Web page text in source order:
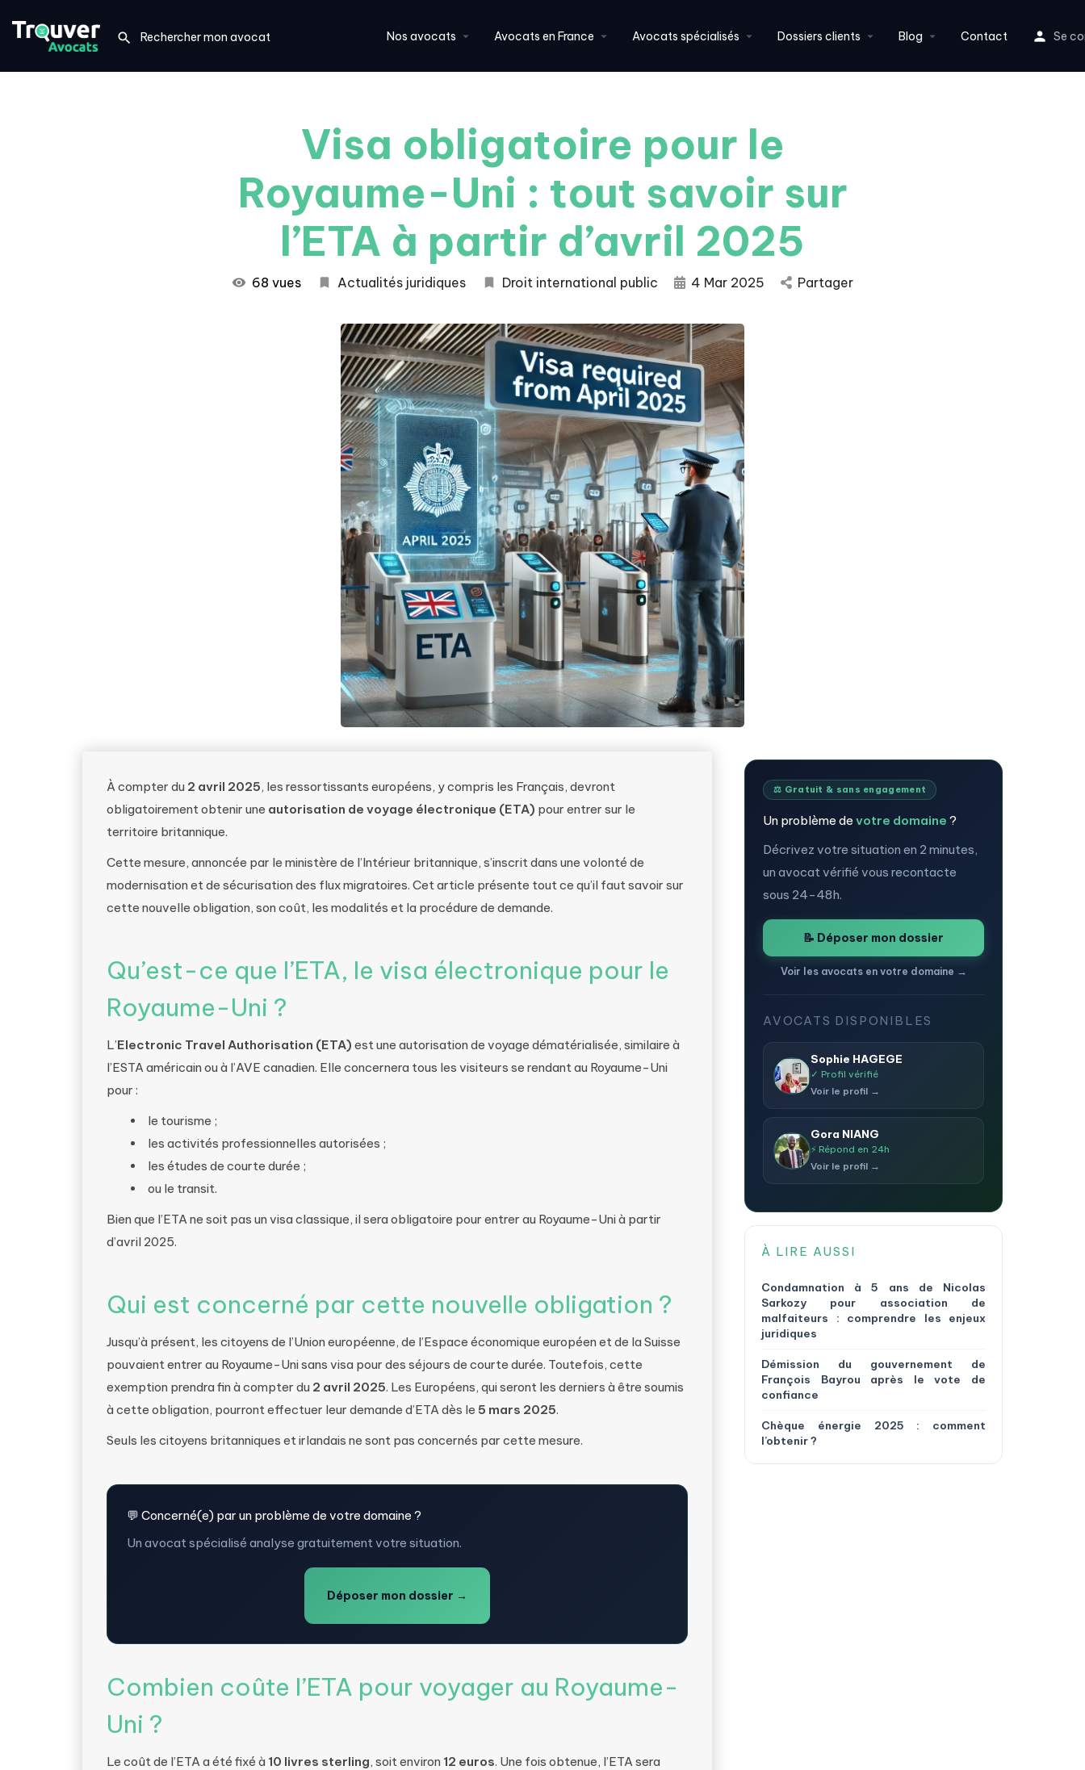
Nos avocats Avocats en France Avocats spécialisés Dossiers clients Blog Contact Se
Visa obligatoire pour le
Royaume-Uni : tout savoir sur
l’ETA à partir d’avril 2025
68 vues Actualités juridiques Droit international public 4 Mar 2025 Partager
À compter du 2 avril 2025, les ressortissants européens, y compris les Français, devront
obligatoirement obtenir une autorisation de voyage électronique (ETA) pour entrer sur le
territoire britannique.
Cette mesure, annoncée par le ministère de l’Intérieur britannique, s’inscrit dans une volonté de
modernisation et de sécurisation des flux migratoires. Cet article présente tout ce qu’il faut savoir sur
cette nouvelle obligation, son coût, les modalités et la procédure de demande.
Qu’est-ce que l’ETA, le visa électronique pour le
Royaume-Uni ?
L’Electronic Travel Authorisation (ETA) est une autorisation de voyage dématérialisée, similaire à
l’ESTA américain ou à l’AVE canadien. Elle concernera tous les visiteurs se rendant au Royaume-Uni
pour :
le tourisme ;
les activités professionnelles autorisées ;
les études de courte durée ;
ou le transit.
Bien que l’ETA ne soit pas un visa classique, il sera obligatoire pour entrer au Royaume-Uni à partir
d’avril 2025.
Qui est concerné par cette nouvelle obligation ?
Jusqu’à présent, les citoyens de l’Union européenne, de l’Espace économique européen et de la Suisse
pouvaient entrer au Royaume-Uni sans visa pour des séjours de courte durée. Toutefois, cette
exemption prendra fin à compter du 2 avril 2025. Les Européens, qui seront les derniers à être soumis
à cette obligation, pourront effectuer leur demande d’ETA dès le 5 mars 2025.
Seuls les citoyens britanniques et irlandais ne sont pas concernés par cette mesure.
💬 Concerné(e) par un problème de votre domaine ?
Un avocat spécialisé analyse gratuitement votre situation.
Déposer mon dossier →
Combien coûte l’ETA pour voyager au Royaume-
Uni ?
Le coût de l’ETA a été fixé à 10 livres sterling, soit environ 12 euros. Une fois obtenue, l’ETA sera
⚖️ Gratuit & sans engagement
Un problème de votre domaine ?
Décrivez votre situation en 2 minutes,
un avocat vérifié vous recontacte
sous 24-48h.
📝 Déposer mon dossier
Voir les avocats en votre domaine →
AVOCATS DISPONIBLES
Sophie HAGEGE
✓ Profil vérifié
Voir le profil →
Gora NIANG
⚡ Répond en 24h
Voir le profil →
À LIRE AUSSI
Condamnation à 5 ans de Nicolas
Sarkozy pour association de
malfaiteurs : comprendre les enjeux
juridiques
Démission du gouvernement de
François Bayrou après le vote de
confiance
Chèque énergie 2025 : comment
l’obtenir ?